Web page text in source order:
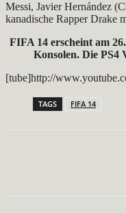
Messi, Javier Hernández
kanadische Rapper Drake
FIFA 14 erscheint am
Konsolen. Die PS4
[tube]http://
TAGS FIFA 14